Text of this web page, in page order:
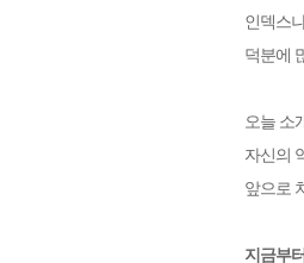
인덱스
덕분에
오늘 소
자신의
앞으로
지금부